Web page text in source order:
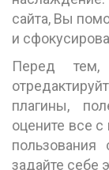
сайта, Вы
и
Перед
плагины,
оцените все
задайте себе